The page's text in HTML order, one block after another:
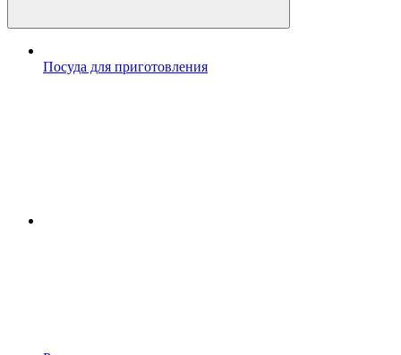
Посуда для приготовления